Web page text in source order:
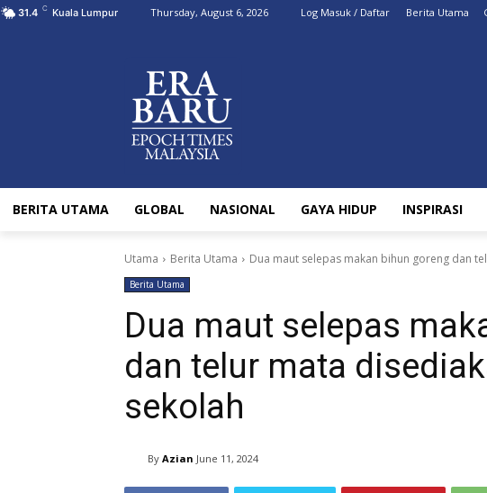
31.4 C Kuala Lumpur Thursday, August 6, 2026 Log Masuk / Daftar Berita Utama
BERITA UTAMA GLOBAL NASIONAL GAYA HIDUP INSPIRASI
Utama Berita Utama Dua maut selepas makan bihun goreng dan
Berita Utama
Dua maut selepas
dan telur mata
sekolah
By Azian June 11, 2024